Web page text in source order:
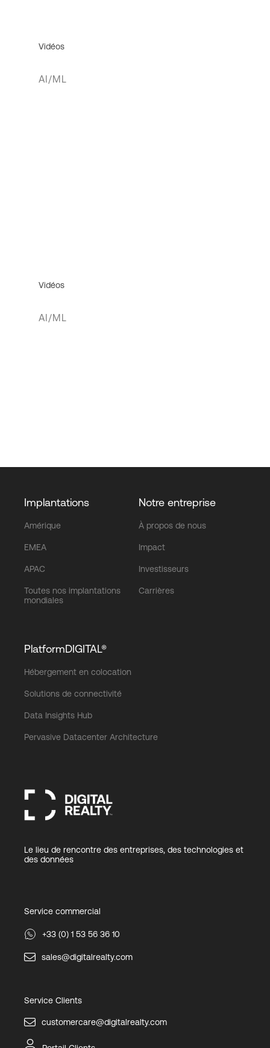
Vidéos
AI/ML
Vidéos
AI/ML
Implantations
Amérique
EMEA
APAC
Toutes nos implantations
mondiales
Notre entreprise
À propos de nous
Impact
Investisseurs
Carrières
PlatformDIGITAL®
Hébergement en colocation
Solutions de connectivité
Data Insights Hub
Pervasive Datacenter Architecture
Le lieu de rencontre des entreprises, des technologies et
des données
Service commercial
+33 (0) 1 53 56 36 10
sales@digitalrealty.com
Service Clients
customercare@digitalrealty.com